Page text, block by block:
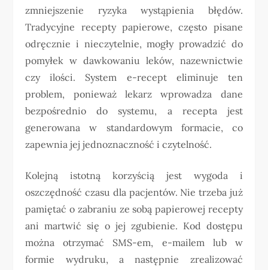
zmniejszenie ryzyka wystąpienia błędów.
Tradycyjne recepty papierowe, często pisane
odręcznie i nieczytelnie, mogły prowadzić do
pomyłek w dawkowaniu leków, nazewnictwie
czy ilości. System e-recept eliminuje ten
problem, ponieważ lekarz wprowadza dane
bezpośrednio do systemu, a recepta jest
generowana w standardowym formacie, co
zapewnia jej jednoznaczność i czytelność.
Kolejną istotną korzyścią jest wygoda i
oszczędność czasu dla pacjentów. Nie trzeba już
pamiętać o zabraniu ze sobą papierowej recepty
ani martwić się o jej zgubienie. Kod dostępu
można otrzymać SMS-em, e-mailem lub w
formie wydruku, a następnie zrealizować